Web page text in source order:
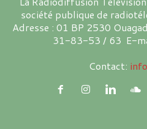
société publique de
Adresse : 01 BP 2530
31-83-53 / 63 E-
Contact: